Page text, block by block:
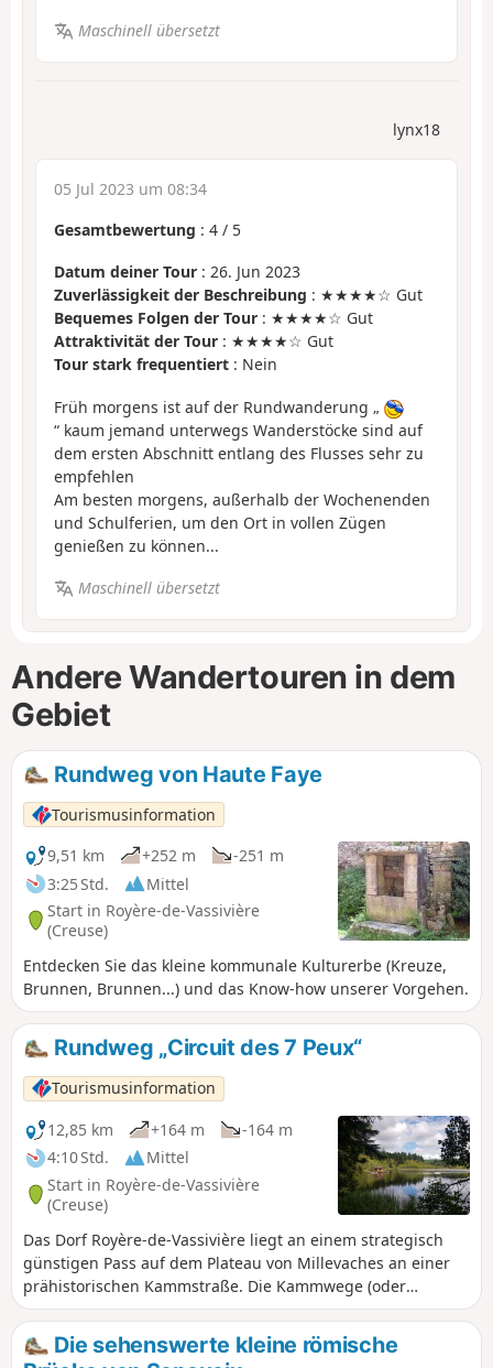
Maschinell übersetzt
lynx18
05 Jul 2023 um 08:34
Gesamtbewertung : 4 / 5
Datum deiner Tour : 26. Jun 2023
Zuverlässigkeit der Beschreibung : ★★★★☆ Gut
Bequemes Folgen der Tour : ★★★★☆ Gut
Attraktivität der Tour : ★★★★☆ Gut
Tour stark frequentiert : Nein
Früh morgens ist auf der Rundwanderung „
“ kaum jemand unterwegs Wanderstöcke sind auf
dem ersten Abschnitt entlang des Flusses sehr zu
empfehlen
Am besten morgens, außerhalb der Wochenenden
und Schulferien, um den Ort in vollen Zügen
genießen zu können...
Maschinell übersetzt
Andere Wandertouren in dem
Gebiet
Rundweg von Haute Faye
Tourismusinformation
9,51 km
+252 m
-251 m
3:25 Std.
Mittel
Start in Royère-de-Vassivière
(Creuse)
Entdecken Sie das kleine kommunale Kulturerbe (Kreuze,
Brunnen, Brunnen...) und das Know-how unserer Vorgehen.
Rundweg „Circuit des 7 Peux“
Tourismusinformation
12,85 km
+164 m
-164 m
4:10 Std.
Mittel
Start in Royère-de-Vassivière
(Creuse)
Das Dorf Royère-de-Vassivière liegt an einem strategisch
günstigen Pass auf dem Plateau von Millevaches an einer
prähistorischen Kammstraße. Die Kammwege (oder
„Pouges“) ermöglichten es, große Entfernungen
zurückzulegen. Sie verliefen vorzugsweise über die
Granitgipfel der abgerundeten Hügel, die „Puy“ oder „Peux“
Die sehenswerte kleine römische